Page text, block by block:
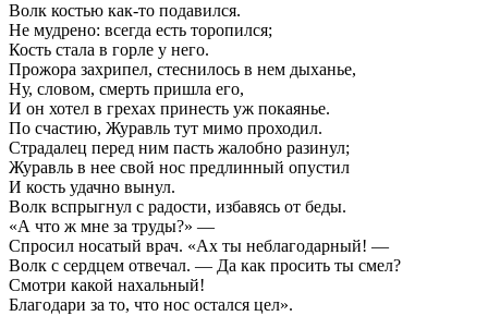
Волк костью как-то подавился.
Не мудрено: всегда есть торопился;
Кость стала в горле у него.
Прожора захрипел, стеснилось в нем дыханье,
Ну, словом, смерть пришла его,
И он хотел в грехах принесть уж покаянье.
По счастию, Журавль тут мимо проходил.
Страдалец перед ним пасть жалобно разинул;
Журавль в нее свой нос предлинный опустил
И кость удачно вынул.
Волк вспрыгнул с радости, избавясь от беды.
«А что ж мне за труды?» —
Спросил носатый врач. «Ах ты неблагодарный! —
Волк с сердцем отвечал. — Да как просить ты смел?
Смотри какой нахальный!
Благодари за то, что нос остался цел».